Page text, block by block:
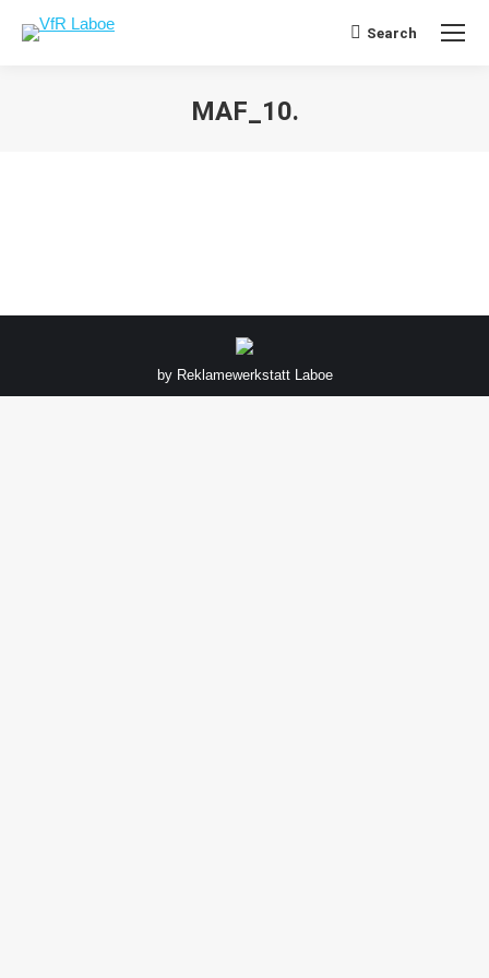
Search:
Search
MAF_10.
by Reklamewerkstatt Laboe